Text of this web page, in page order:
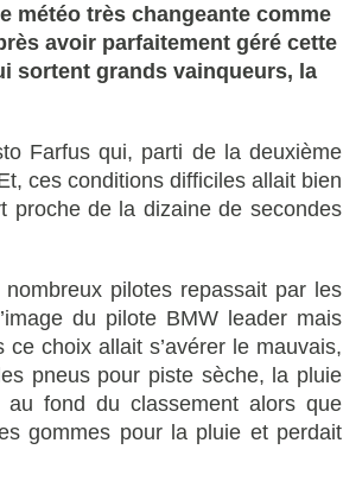
météo très changeante comme
avoir parfaitement géré cette
sortent grands vainqueurs, la
Farfus qui, parti de la deuxième
ces conditions difficiles allait bien
proche de la dizaine de secondes
pilotes repassait par les
du pilote BMW leader mais
choix allait s’avérer le mauvais,
pneus pour piste sèche, la pluie
fond du classement alors que
gommes pour la pluie et perdait